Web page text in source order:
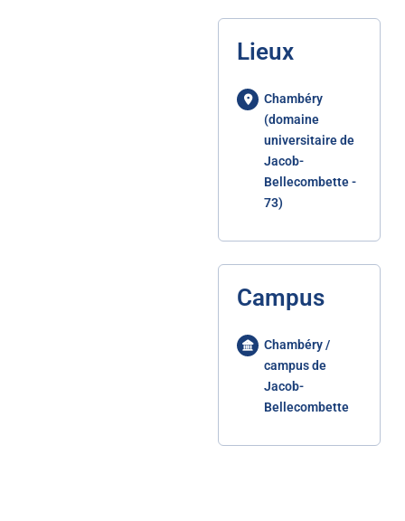
Lieux
Chambéry
(domaine
universitaire de
Jacob-
Bellecombette -
73)
Campus
Chambéry /
campus de
Jacob-
Bellecombette